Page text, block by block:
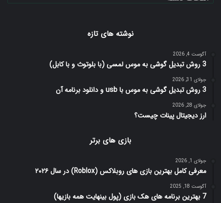
نوشته های تازه
آگوست 4, 2026
3 روش تبدیل گوشی به موس لمسی (با بلوتوث و با کابل)
جولای 31, 2026
3 روش تبدیل گوشی به موس با usb و دانلود برنامه آن
جولای 28, 2026
ارز دیجیتال پینات چیست؟
بازی های برتر
جولای 1, 2026
معرفی کامل بهترین بازی های روبلاکس (Roblox) در سال ۲۰۲۶
آگوست 18, 2025
7 بهترین برنامه های هک بازی (پول بینهایت همه بازیها)